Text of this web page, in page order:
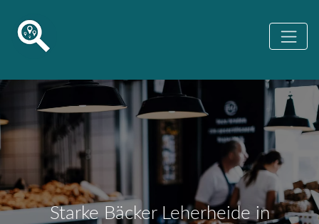
Starke Bäcker Leherheide in